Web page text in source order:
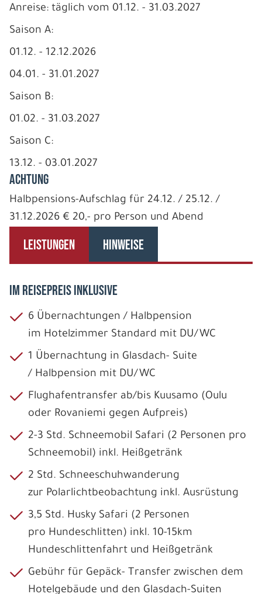
Anreise: täglich vom 01.12. - 31.03.2027
Saison A:
01.12. - 12.12.2026
04.01. - 31.01.2027
Saison B:
01.02. - 31.03.2027
Saison C:
13.12. - 03.01.2027
ACHTUNG
Halbpensions-Aufschlag für 24.12. / 25.12. /
31.12.2026 € 20,- pro Person und Abend
LEISTUNGEN HINWEISE
IM REISEPREIS INKLUSIVE
6 Übernachtungen / Halbpension
im Hotelzimmer Standard mit DU/WC
1 Übernachtung in Glasdach- Suite
/ Halbpension mit DU/WC
Flughafentransfer ab/bis Kuusamo (Oulu
oder Rovaniemi gegen Aufpreis)
2-3 Std. Schneemobil Safari (2 Personen pro
Schneemobil) inkl. Heißgetränk
2 Std. Schneeschuhwanderung
zur Polarlichtbeobachtung inkl. Ausrüstung
3,5 Std. Husky Safari (2 Personen
pro Hundeschlitten) inkl. 10-15km
Hundeschlittenfahrt und Heißgetränk
Gebühr für Gepäck- Transfer zwischen dem
Hotelgebäude und den Glasdach-Suiten